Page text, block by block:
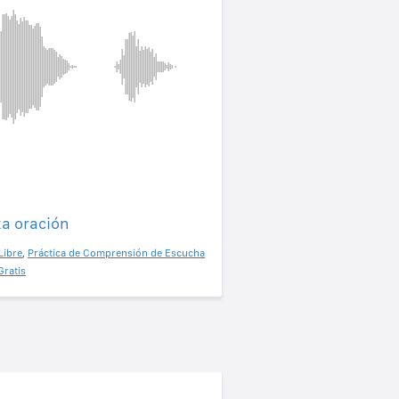
oración
, Práctica de Comprensión de Escucha